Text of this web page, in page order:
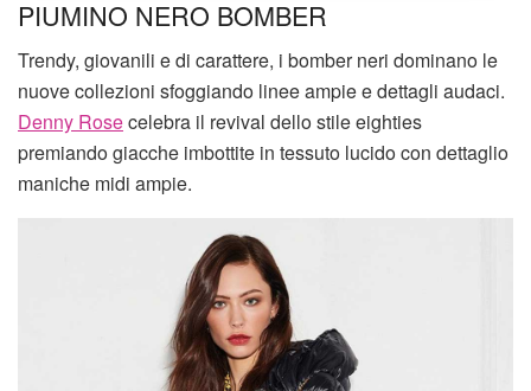
PIUMINO NERO BOMBER
Trendy, giovanili e di carattere, i bomber neri dominano le
nuove collezioni sfoggiando linee ampie e dettagli audaci.
Denny Rosecelebra il revival dello stile eighties
premiando giacche imbottite in tessuto lucido con dettaglio
maniche midi ampie.